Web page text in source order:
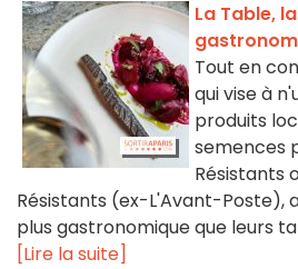
La Table,
Tout en
qui vise à
produits
semences
Résistants
Résistants (ex-L'Avant-Poste),
plus gastronomique que leurs
[Lire la suite]